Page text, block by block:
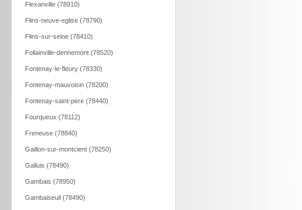
Flexanville (78910)
Flins-neuve-eglise (78790)
Flins-sur-seine (78410)
Follainville-dennemont (78520)
Fontenay-le-fleury (78330)
Fontenay-mauvoisin (78200)
Fontenay-saint-pere (78440)
Fourqueux (78112)
Freneuse (78840)
Gaillon-sur-montcient (78250)
Galluis (78490)
Gambais (78950)
Gambaiseuil (78490)